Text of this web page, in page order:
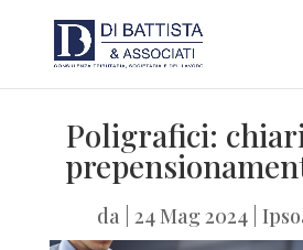
Poligrafici:
da |24 Mag 2024 |